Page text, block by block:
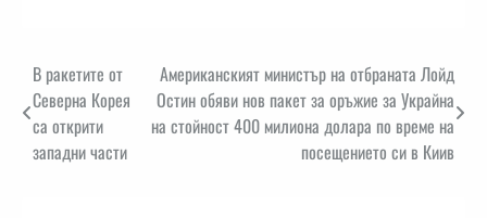
Навигация
В ракетите от
Северна Корея
са открити
западни части
Американският министър на отбраната Лойд
Остин обяви нов пакет за оръжие за Украйна
на стойност 400 милиона долара по време на
посещението си в Киив